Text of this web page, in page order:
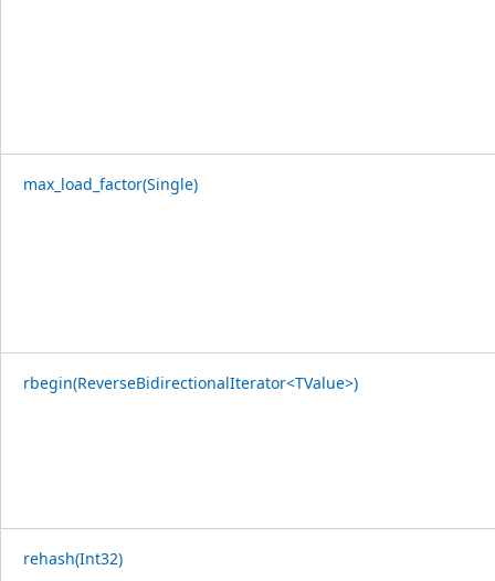
max_load_factor(Single)
rbegin(ReverseBidirectionalIterator<TValue>)
rehash(Int32)